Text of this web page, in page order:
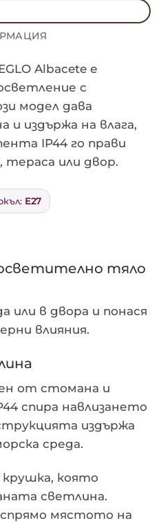
Albacete е
с
модел дава
и издържа на влага,
IP44 го прави
тераса или двор.
E27
тяло
или в двора и понася
влияния.
от стомана и
спира навлизането
издържа
среда.
крушка, която
светлина.
мястото на